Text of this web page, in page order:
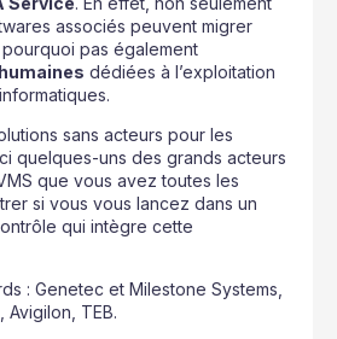
associés peuvent migrer
pourquoi pas également
dédiées à l’exploitation
sans acteurs pour les
quelques-uns des grands acteurs
que vous avez toutes les
si vous vous lancez dans un
qui intègre cette
: Genetec et Milestone Systems,
Avigilon, TEB.